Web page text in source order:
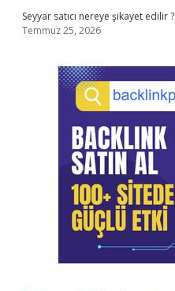
Seyyar satıcı nereye şikayet edilir ?
Temmuz 25, 2026